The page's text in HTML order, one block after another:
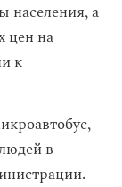
населения, а
цен на
к
в